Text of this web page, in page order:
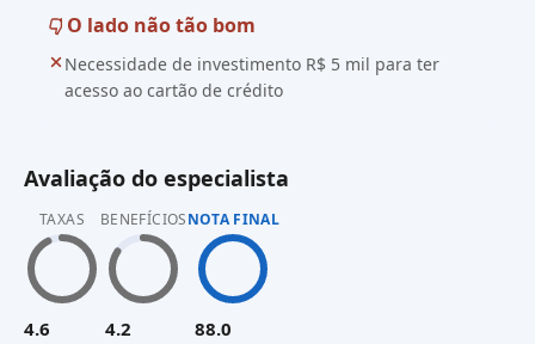
O lado não tão bom
Necessidade de investimento R$ 5 mil para ter
acesso ao cartão de crédito
Avaliação do especialista
TAXAS
4.6
BENEFÍCIOS
4.2
NOTA FINAL
88.0